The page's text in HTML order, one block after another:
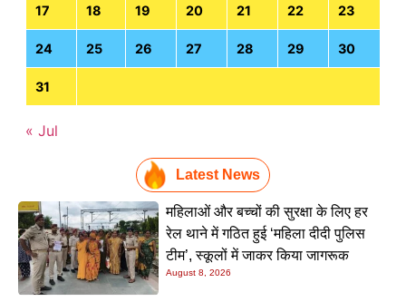
17 18 19 20 21 22 23
24 25 26 27 28 29 30
31
« Jul
Latest News
महिलाओं और बच्चों की सुरक्षा के लिए हर
रेल थाने में गठित हुई ‘महिला दीदी पुलिस
टीम’, स्कूलों में जाकर किया जागरूक
August 8, 2026